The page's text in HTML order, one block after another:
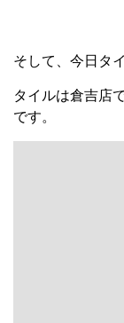
そして、今日タ
タイルは倉吉店
です。